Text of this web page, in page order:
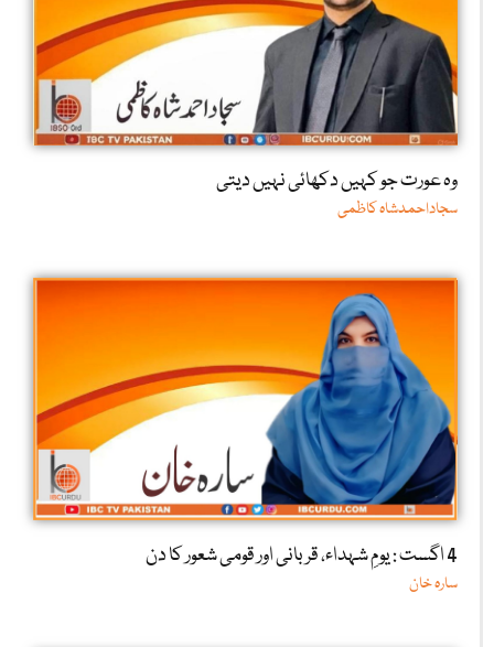
وہ عورت جو کہیں دکھائی نہیں دیتی
سجاداحمدشاہ کاظمی
4 اگست : یومِ شہداء، قربانی اور قومی شعور کا دن
سارہ خان